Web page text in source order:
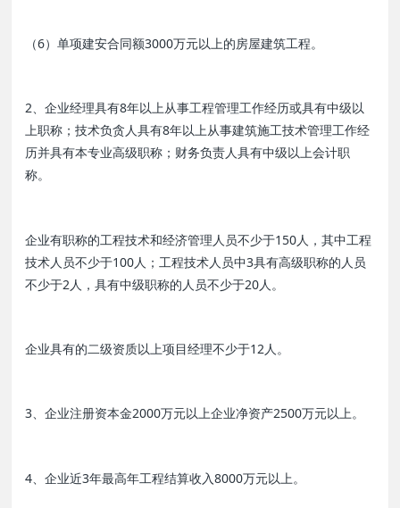
（6）单项建安合同额3000万元以上的房屋建筑工程。
2、企业经理具有8年以上从事工程管理工作经历或具有中级以
上职称；技术负贪人具有8年以上从事建筑施工技术管理工作经
历并具有本专业高级职称；财务负责人具有中级以上会计职
称。
企业有职称的工程技术和经济管理人员不少于150人，其中工程
技术人员不少于100人；工程技术人员中3具有高级职称的人员
不少于2人，具有中级职称的人员不少于20人。
企业具有的二级资质以上项目经理不少于12人。
3、企业注册资本金2000万元以上企业净资产2500万元以上。
4、企业近3年最高年工程结算收入8000万元以上。